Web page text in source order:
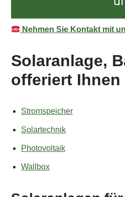
Nehmen Sie Kontakt mit
Solaranlage,
offeriert
Stromspeicher
Solartechnik
Photovoltaik
Wallbox